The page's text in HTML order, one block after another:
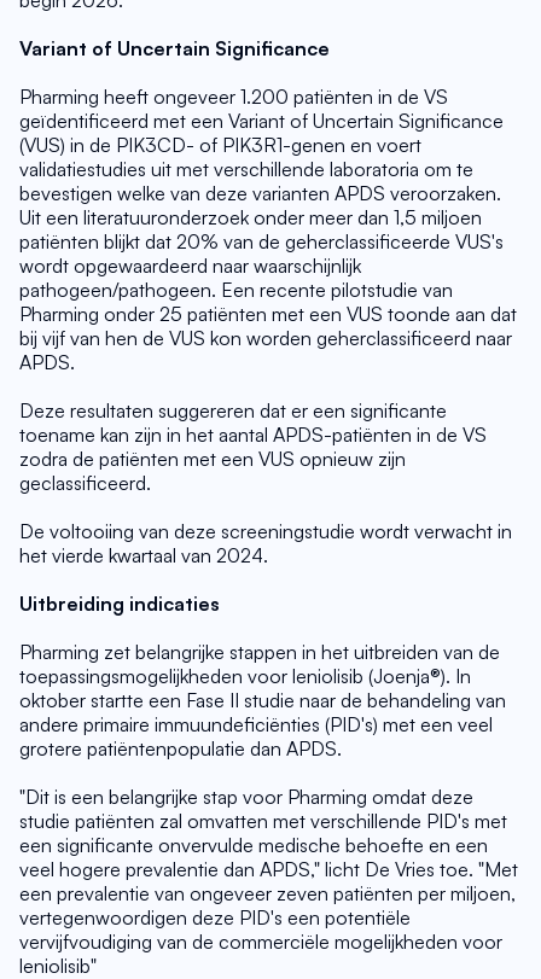
Variant of Uncertain Significance
Pharming heeft ongeveer 1.200 patiënten in de VS
geïdentificeerd met een Variant of Uncertain Significance
(VUS) in de PIK3CD- of PIK3R1-genen en voert
validatiestudies uit met verschillende laboratoria om te
bevestigen welke van deze varianten APDS veroorzaken.
Uit een literatuuronderzoek onder meer dan 1,5 miljoen
patiënten blijkt dat 20% van de geherclassificeerde VUS's
wordt opgewaardeerd naar waarschijnlijk
pathogeen/pathogeen. Een recente pilotstudie van
Pharming onder 25 patiënten met een VUS toonde aan dat
bij vijf van hen de VUS kon worden geherclassificeerd naar
APDS.
Deze resultaten suggereren dat er een significante
toename kan zijn in het aantal APDS-patiënten in de VS
zodra de patiënten met een VUS opnieuw zijn
geclassificeerd.
De voltooiing van deze screeningstudie wordt verwacht in
het vierde kwartaal van 2024.
Uitbreiding indicaties
Pharming zet belangrijke stappen in het uitbreiden van de
toepassingsmogelijkheden voor leniolisib (Joenja®). In
oktober startte een Fase II studie naar de behandeling van
andere primaire immuundeficiënties (PID's) met een veel
grotere patiëntenpopulatie dan APDS.
"Dit is een belangrijke stap voor Pharming omdat deze
studie patiënten zal omvatten met verschillende PID's met
een significante onvervulde medische behoefte en een
veel hogere prevalentie dan APDS," licht De Vries toe. "Met
een prevalentie van ongeveer zeven patiënten per miljoen,
vertegenwoordigen deze PID's een potentiële
vervijfvoudiging van de commerciële mogelijkheden voor
leniolisib"